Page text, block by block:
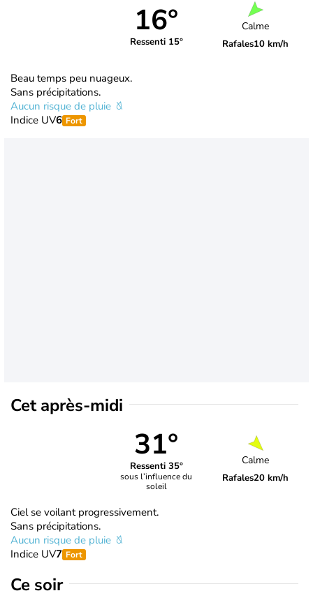
16°
Ressenti 15°
Calme
Rafales10 km/h
Beau temps peu nuageux.
Sans précipitations.
Aucun risque de pluie
Indice UV6 Fort
Cet après-midi
31°
Ressenti 35°
sous l’influence du
soleil
Calme
Rafales20 km/h
Ciel se voilant progressivement.
Sans précipitations.
Aucun risque de pluie
Indice UV7 Fort
Ce soir